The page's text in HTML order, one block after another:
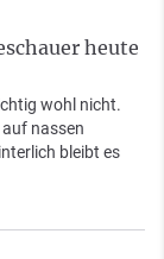
heute
wohl nicht.
nassen
bleibt es